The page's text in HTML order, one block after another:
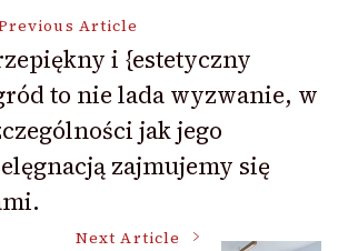
Article
i {estetyczny
to nie lada wyzwanie, w
jak jego
zajmujemy się
Next Article